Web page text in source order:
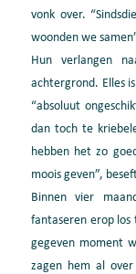
vonk over.
woonden we
Hun verlangen
achtergrond. Elles
“absoluut
dan toch te
hebben het zo
moois geven”,
Binnen vier
fantaseren erop los
gegeven moment
zagen hem al